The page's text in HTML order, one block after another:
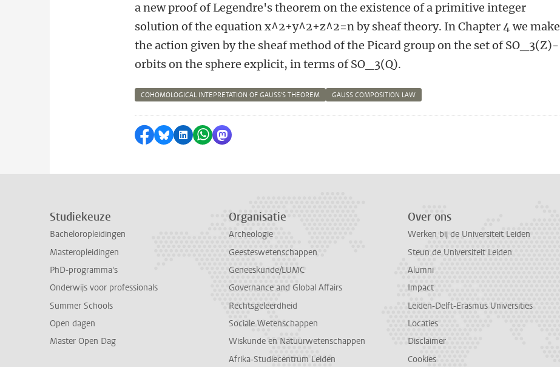
a new proof of Legendre's theorem on the existence of a primitive integer
solution of the equation x^2+y^2+z^2=n by sheaf theory. In Chapter 4 we make
the action given by the sheaf method of the Picard group on the set of SO_3(Z)-
orbits on the sphere explicit, in terms of SO_3(Q).
COHOMOLOGICAL INTEPRETATION OF GAUSS'S THEOREM GAUSS COMPOSITION LAW
Delen op Facebook
Delen via Bluesky
Delen op LinkedIn
Delen via WhatsApp
Delen via Mastodon
Studiekeuze
Bacheloropleidingen
Masteropleidingen
PhD-programma's
Onderwijs voor professionals
Summer Schools
Open dagen
Master Open Dag
Organisatie
Archeologie
Geesteswetenschappen
Geneeskunde/LUMC
Governance and Global Affairs
Rechtsgeleerdheid
Sociale Wetenschappen
Wiskunde en Natuurwetenschappen
Afrika-Studiecentrum Leiden
Over ons
Werken bij de Universiteit Leiden
Steun de Universiteit Leiden
Alumni
Impact
Leiden-Delft-Erasmus Universities
Locaties
Disclaimer
Cookies